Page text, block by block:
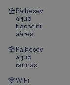
Päikesev
arjud
basseini
ääres
Päikesev
arjud
rannas
WiFi